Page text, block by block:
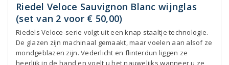
Riedel Veloce Sauvignon Blanc wijnglas
(set van 2 voor € 50,00)
Riedels Veloce-serie volgt uit een knap staaltje technologie.
De glazen zijn machinaal gemaakt, maar voelen aan alsof ze
mondgeblazen zijn. Vederlicht en flinterdun liggen ze
heerlijk in de hand en voelt u het nauwelijks wanneer u ze